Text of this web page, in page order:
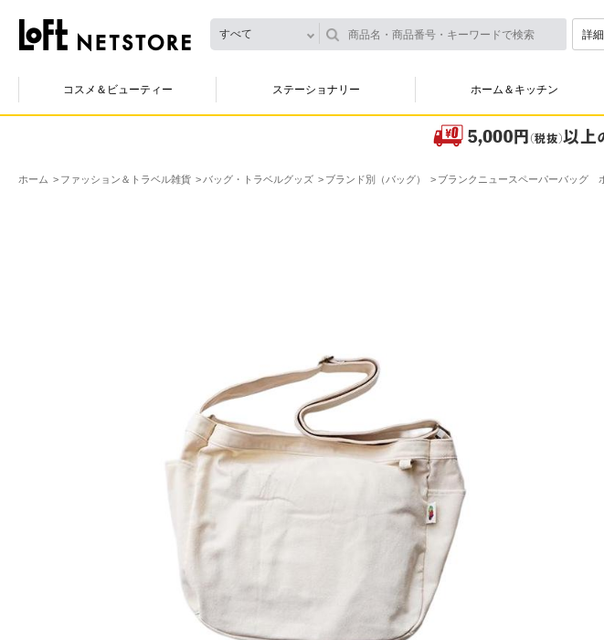
すべて 詳
コスメ＆ビューティー ステーショナリー ホーム＆キッチン
ホーム ファッション＆トラベル雑貨 バッグ・トラベルグッズ ブランド別（バッグ） ブランクニュースペーパーバッグ